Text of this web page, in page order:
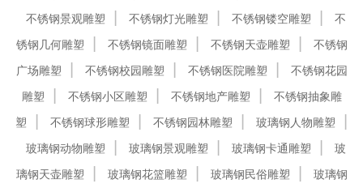
不锈钢景观雕塑
不锈钢灯光雕塑 不锈钢镂空雕塑
不
锈钢几何雕塑
不锈钢镜面雕塑 不锈钢天壶雕塑
不锈钢
广场雕塑
不锈钢校园雕塑 不锈钢医院雕塑
不锈钢花园
雕塑
不锈钢小区雕塑 不锈钢地产雕塑
不锈钢抽象雕
塑
不锈钢球形雕塑 不锈钢园林雕塑
玻璃钢人物雕塑
玻璃钢动物雕塑
玻璃钢景观雕塑 玻璃钢卡通雕塑
玻
璃钢天壶雕塑
玻璃钢花篮雕塑 玻璃钢民俗雕塑
玻璃钢